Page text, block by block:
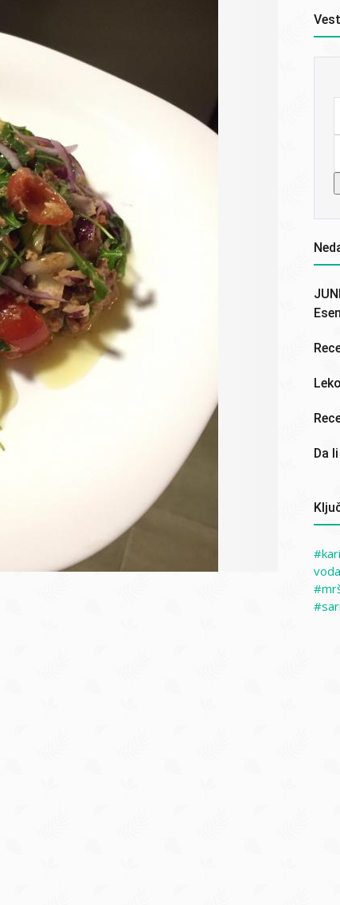
Da
kari
voda